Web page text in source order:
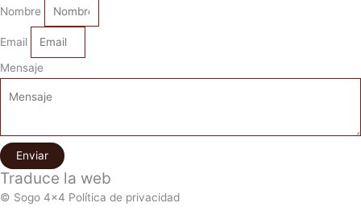
Nombre
Email
Mensaje
Enviar
Traduce la web
© Sogo 4x4 Política de privacidad